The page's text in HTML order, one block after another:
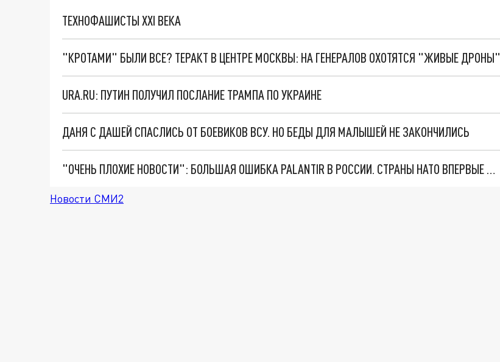
ТЕХНОФАШИСТЫ XXI ВЕКА
"КРОТАМИ" БЫЛИ ВСЕ? ТЕРАКТ В ЦЕНТРЕ МОСКВЫ: НА ГЕНЕРАЛОВ ОХОТЯТСЯ "ЖИВЫЕ ДРОНЫ"
URA.RU: ПУТИН ПОЛУЧИЛ ПОСЛАНИЕ ТРАМПА ПО УКРАИНЕ
ДАНЯ С ДАШЕЙ СПАСЛИСЬ ОТ БОЕВИКОВ ВСУ. НО БЕДЫ ДЛЯ МАЛЫШЕЙ НЕ ЗАКОНЧИЛИСЬ
"ОЧЕНЬ ПЛОХИЕ НОВОСТИ": БОЛЬШАЯ ОШИБКА PALANTIR В РОССИИ. СТРАНЫ НАТО ВПЕРВЫЕ ЗА СВО ОСТАНОВИЛИ ПОСТАВКИ ОРУЖИЯ. ВСУ ТЕРЯЮТ ПРИГРАНИЧЬЕ?
Новости СМИ2